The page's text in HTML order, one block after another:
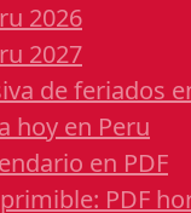
2026
2027
de feriados
hoy en Peru
en PDF
PDF